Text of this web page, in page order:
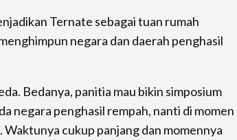
Ternate sebagai tuan rumah
negara dan daerah penghasil
Bedanya, panitia mau bikin simposium
negara penghasil rempah, nanti di momen
cukup panjang dan momennya